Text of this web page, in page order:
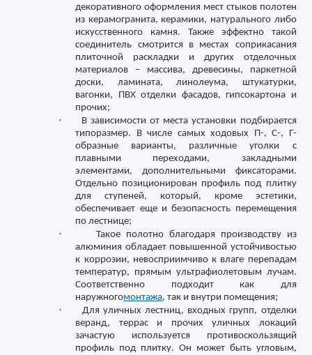
декоративного оформления мест стыков полотен
из керамогранита, керамики, натурального либо
искусственного камня. Также эффектно такой
соединитель смотрится в местах соприкасания
плиточной раскладки и других отделочных
материалов – массива, древесины, паркетной
доски, ламината, линолеума, штукатурки,
вагонки, ПВХ отделки фасадов, гипсокартона и
прочих;
·
В зависимости от места установки подбирается
типоразмер. В числе самых ходовых П-, С-, Г-
образные варианты, различные уголки с
плавными переходами, закладными
элементами, дополнительными фиксаторами.
Отдельно позиционирован профиль под плитку
для ступеней, который, кроме эстетики,
обеспечивает еще и безопасность перемещения
по лестнице;
·
Такое полотно благодаря производству из
алюминия обладает повышенной устойчивостью
к коррозии, невосприимчиво к влаге перепадам
температур, прямым ультрафиолетовым лучам.
Соответственно подходит как для
наружногомонтажа, так и внутри помещения;
·
Для уличных лестниц, входных групп, отделки
веранд, террас и прочих уличных локаций
зачастую используется противоскользящий
профиль под плитку. Он может быть угловым,